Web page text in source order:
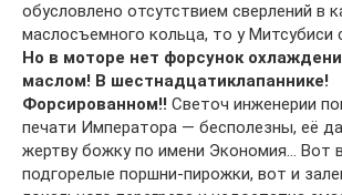
обусловлено отсутствием сверлений в
маслосъемного кольца, то у Митсубиси
Но в моторе нет форсунок
маслом! В шестнадцатиклапаннике!
Форсированном!! Светоч инженерии
печати Императора — бесполезны, её
жертву божку по имени Экономия… Вот
подгорелые поршни-пирожки, вот и